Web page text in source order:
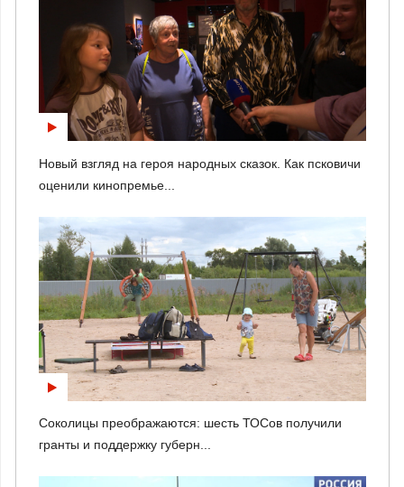
Новый взгляд на героя народных сказок. Как псковичи
оценили кинопремье...
Соколицы преображаются: шесть ТОСов получили
гранты и поддержку губерн...